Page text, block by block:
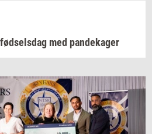
med pandekager